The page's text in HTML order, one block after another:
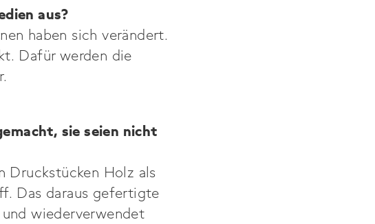
aus?
haben sich verändert.
Dafür werden die
sie seien nicht
Druckstücken Holz als
Das daraus gefertigte
wiederverwendet